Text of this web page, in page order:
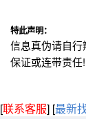
特此声明：
信息真伪请自
保证或连带责任
[联系客服] [最新